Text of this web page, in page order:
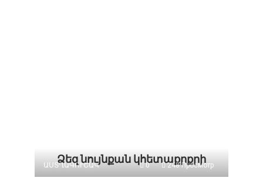
Ձեզ նույնքան կհետաքրքրի
ԱՍՏՂԱԳՈՒՇԱԿ 0 248 Просмотр